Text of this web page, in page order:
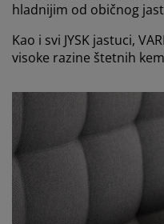
hladnijim od običnog
Kao i svi JYSK jastuci,
visoke razine štetnih